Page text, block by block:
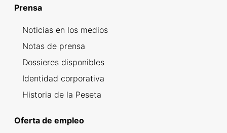
Prensa
Noticias en los medios
Notas de prensa
Dossieres disponibles
Identidad corporativa
Historia de la Peseta
Oferta de empleo